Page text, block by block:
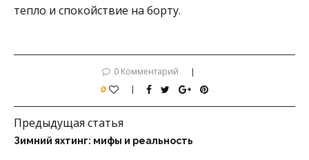
тепло и спокойствие на борту.
0 Комментарий
0
Предыдущая статья
Зимний яхтинг: мифы и реальность